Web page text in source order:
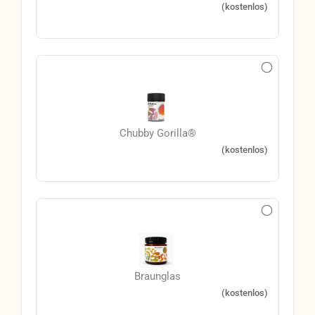
(kostenlos)
Chubby Gorilla®
(kostenlos)
Braunglas
(kostenlos)